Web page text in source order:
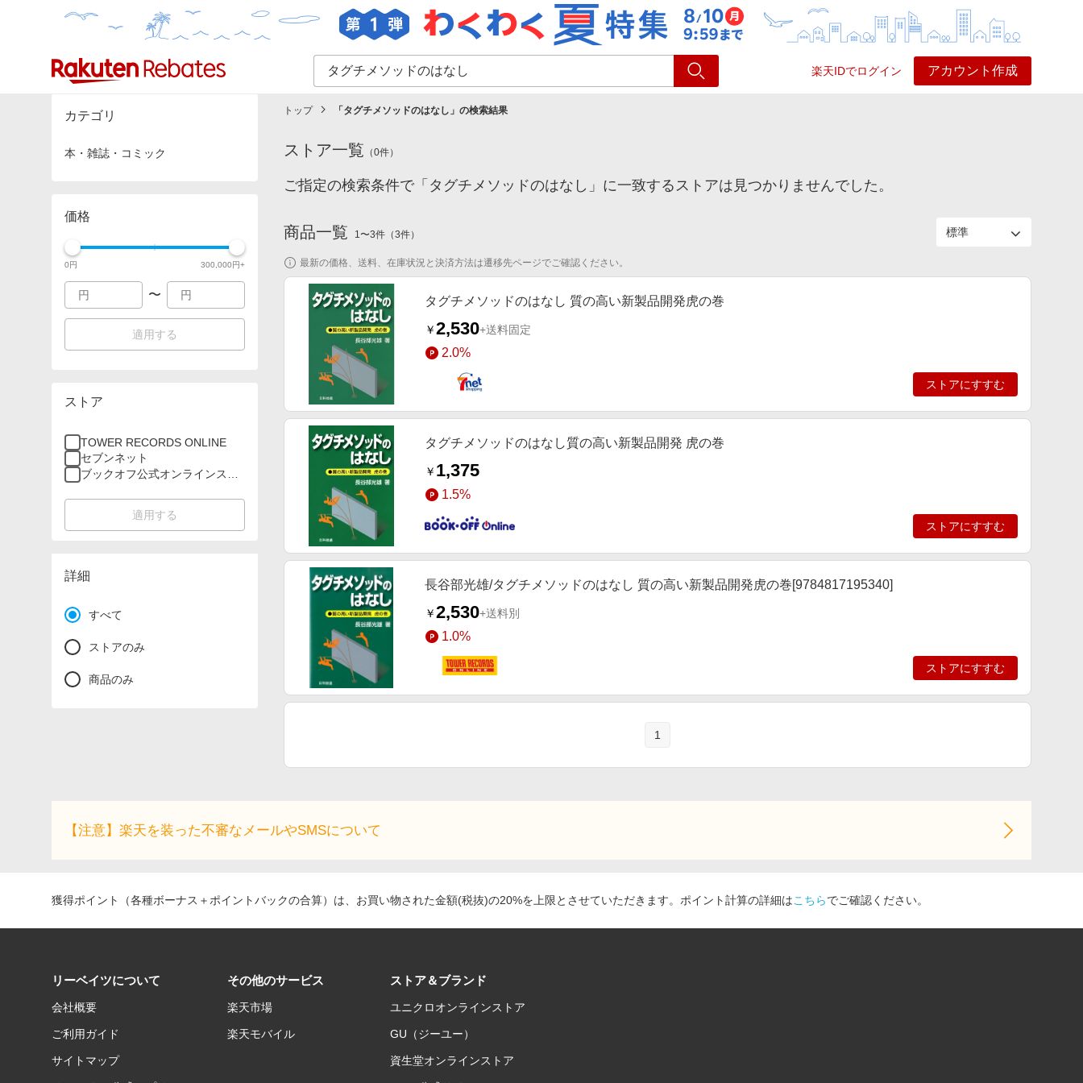
楽天IDでログイン アカウント作成
カテゴリー一覧 イベント一覧 ショッピング
カテゴリ
本・雑誌・コミック
価格
0円 300,000円+
〜
適用する
ストア
TOWER RECORDS ONLINE
セブンネット
ブックオフ公式オンラインスト
適用する
詳細
すべて
ストアのみ
商品のみ
トップ 「 タグチメソッドのはなし 」の検索結果
ストア一覧 （0件）
ご指定の検索条件で「タグチメソッドのはなし」に一致するストアは見つかりませんでした。
商品一覧 1〜3件 （3件）
最新の価格、送料、在庫状況と決済方法は遷移先ページでご確認ください。
タグチメソッドのはなし 質の高い新製品開発虎の巻
￥2,530+送料固定
2.0%
ストアにすすむ
タグチメソッドのはなし質の高い新製品開発 虎の巻
￥ 1,375
1.5%
ストアにすすむ
長谷部光雄/タグチメソッドのはなし 質の高い新製品開発虎の巻[9784817195340]
￥2,530+送料別
1.0%
ストアにすすむ
1
【注意】楽天を装った不審なメールやSMSについて
獲得ポイント（各種ボーナス＋ポイントバックの合算）は、お買い物された金額(税抜)の20%を上限とさせていただきます。ポイント計算の詳細はこちらでご確認ください。
リーベイツについて
会社概要
ご利用ガイド
サイトマップ
その他のサービス
楽天市場
楽天モバイル
ストア＆ブランド
ユニクロオンラインストア
GU（ジーユー）
資生堂オンラインストア